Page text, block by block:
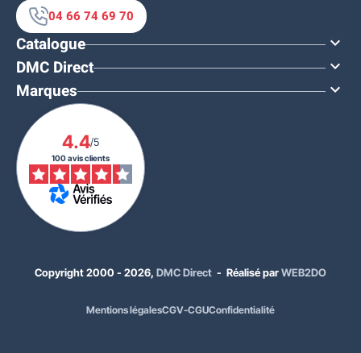
04 66 74 69 70
Catalogue 
DMC Direct 
Marques 
4.4/5
100 avis clients
Copyright 2000 - 2026, DMC Direct - Réalisé parWEB2DO
Mentions légalesCGV-CGUConfidentialité